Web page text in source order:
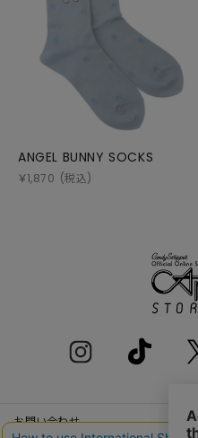
ANGEL BUNNY SOCKS
￥1,870 (税込)
お問い合わせ